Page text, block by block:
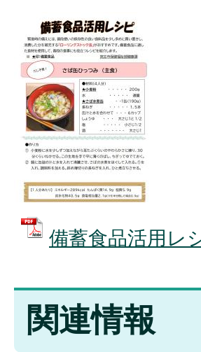
備蓄食品活用レ
関連情報